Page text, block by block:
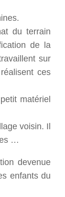
du terrain
de la
sur
ces
matériel
voisin. Il
…
devenue
enfants du